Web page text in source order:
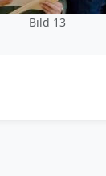
Bild 13